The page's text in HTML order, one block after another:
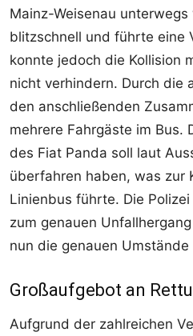
Mainz-Weisenau
blitzschnell und führte eine
konnte jedoch die Kollision
nicht verhindern. Durch die
den anschließenden
mehrere Fahrgäste im Bus.
des Fiat Panda soll laut
überfahren haben, was zur
Linienbus führte. Die
zum genauen
nun die genauen
Großaufgebot an
Aufgrund der zahlreichen